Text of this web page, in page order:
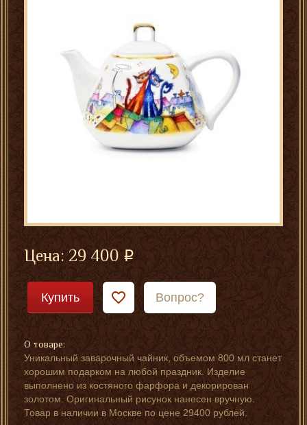
Цена:29 400
Купить Вопрос?
О товаре:
Уникальный заварочный чайник, объемом 800 мл станет
хорошим подарком на любой праздник. Изделие
выполнено из костяного фарфора и декорирован
золотом. Оригинальный рисунок нанесен вручную.
Товар в наличии в Москве по цене 29400 рублей.